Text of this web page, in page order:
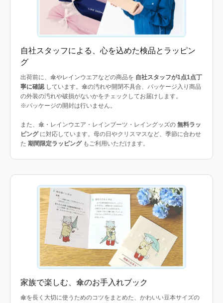
自社スタッフによる、心を込めた検品とラッピン
グ
出荷前に、傘やレインウエアなどの商品を 自社スタッフが1点1点丁
寧に確認しています。傘の汚れや開閉不具合、パッケージ入り商品
の外装の汚れや破損がないかをチェックしてお届けします。
※パッケージの開封は行いません。
また、傘・レインウエア・レインブーツ・レイングッズの 無料ラッ
ピングに対応しています。母の日やクリスマスなど、季節に合わせ
た 期間限定ラッピングもご利用いただけます。
家族で楽しむ、傘のお手入れブック
傘を長く大切に使うためのコツをまとめた、かわいい豆本サイズの